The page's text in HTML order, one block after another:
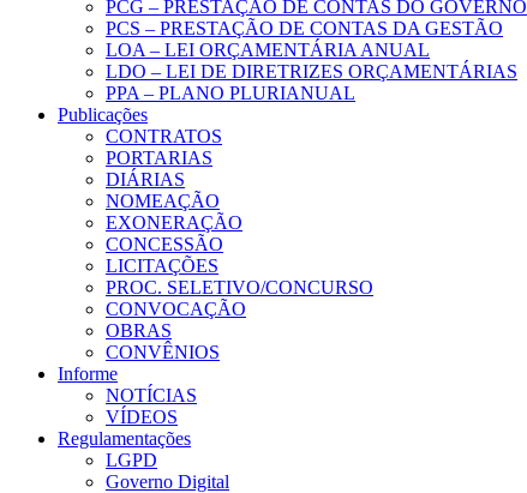
PCG – PRESTAÇÃO DE CONTAS DO GOVERNO
PCS – PRESTAÇÃO DE CONTAS DA GESTÃO
LOA – LEI ORÇAMENTÁRIA ANUAL
LDO – LEI DE DIRETRIZES ORÇAMENTÁRIAS
PPA – PLANO PLURIANUAL
Publicações
CONTRATOS
PORTARIAS
DIÁRIAS
NOMEAÇÃO
EXONERAÇÃO
CONCESSÃO
LICITAÇÕES
PROC. SELETIVO/CONCURSO
CONVOCAÇÃO
OBRAS
CONVÊNIOS
Informe
NOTÍCIAS
VÍDEOS
Regulamentações
LGPD
Governo Digital